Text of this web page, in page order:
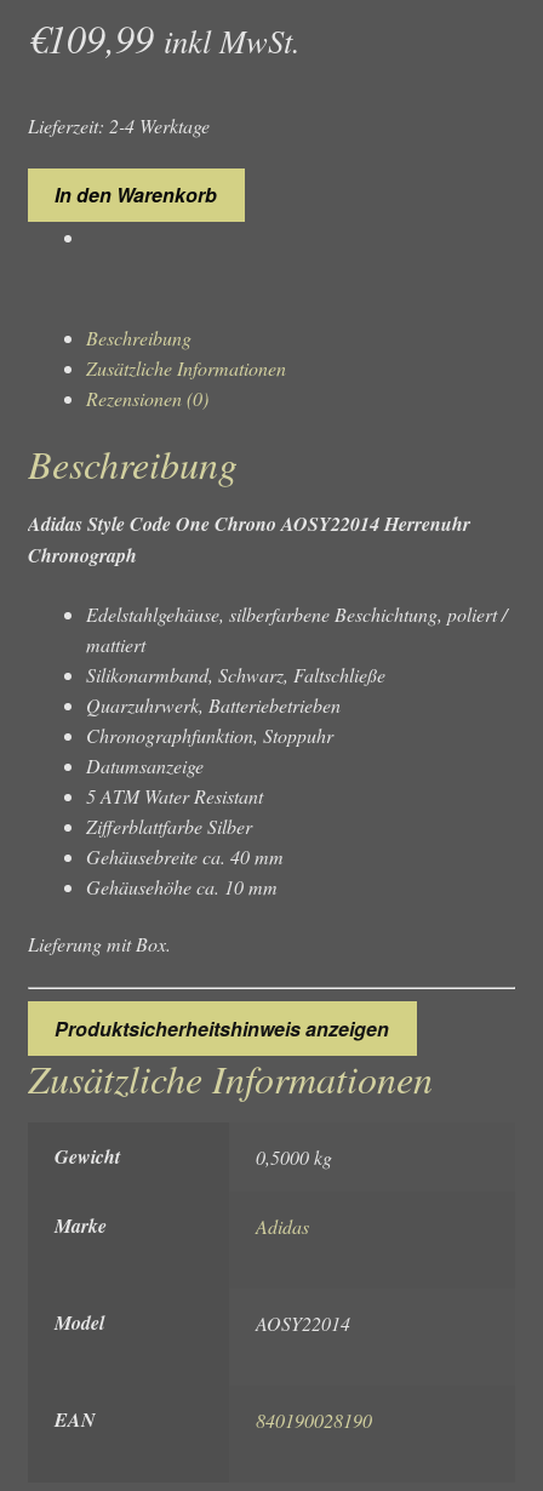
€109,99 inkl MwSt.
Lieferzeit: 2-4 Werktage
Adidas
Code
AOSY22014
Herrenuhr
Chronograph
In den Warenkorb
Beschreibung
Zusätzliche Informationen
Rezensionen (0)
Beschreibung
Adidas Style Code One Chrono AOSY22014 Herrenuhr
Chronograph
Edelstahlgehäuse, silberfarbene Beschichtung, poliert /
mattiert
Silikonarmband, Schwarz, Faltschließe
Quarzuhrwerk, Batteriebetrieben
Chronographfunktion, Stoppuhr
Datumsanzeige
5 ATM Water Resistant
Zifferblattfarbe Silber
Gehäusebreite ca. 40 mm
Gehäusehöhe ca. 10 mm
Lieferung mit Box.
Produktsicherheitshinweis anzeigen
Zusätzliche Informationen
Gewicht 0,5000 kg
Marke Adidas
Model AOSY22014
EAN 840190028190